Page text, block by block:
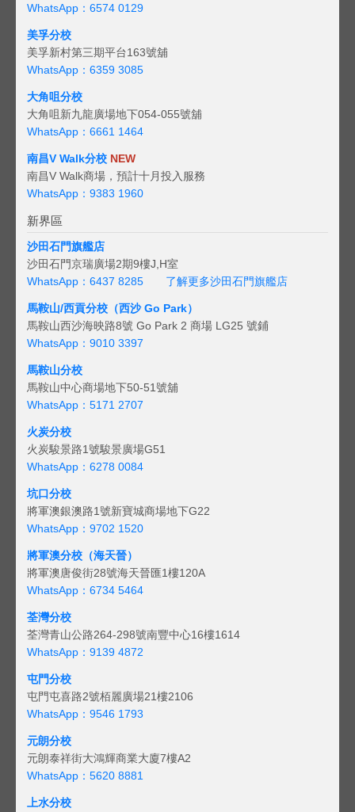
WhatsApp：6574 0129
美孚分校
美孚新村第三期平台163號舖
WhatsApp：6359 3085
大角咀分校
大角咀新九龍廣場地下054-055號舖
WhatsApp：6661 1464
南昌V Walk分校 NEW
南昌V Walk商場，預計十月投入服務
WhatsApp：9383 1960
新界區
沙田石門旗艦店
沙田石門京瑞廣場2期9樓J,H室
WhatsApp：6437 8285
了解更多沙田石門旗艦店
馬鞍山/西貢分校（西沙 Go Park）
馬鞍山西沙海映路8號 Go Park 2 商場 LG25 號鋪
WhatsApp：9010 3397
馬鞍山分校
馬鞍山中心商場地下50-51號舖
WhatsApp：5171 2707
火炭分校
火炭駿景路1號駿景廣場G51
WhatsApp：6278 0084
坑口分校
將軍澳銀澳路1號新寶城商場地下G22
WhatsApp：9702 1520
將軍澳分校（海天晉）
將軍澳唐俊街28號海天晉匯1樓120A
WhatsApp：6734 5464
荃灣分校
荃灣青山公路264-298號南豐中心16樓1614
WhatsApp：9139 4872
屯門分校
屯門屯喜路2號栢麗廣場21樓2106
WhatsApp：9546 1793
元朗分校
元朗泰祥街大鴻輝商業大廈7樓A2
WhatsApp：5620 8881
上水分校